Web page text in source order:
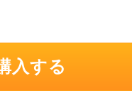
入する